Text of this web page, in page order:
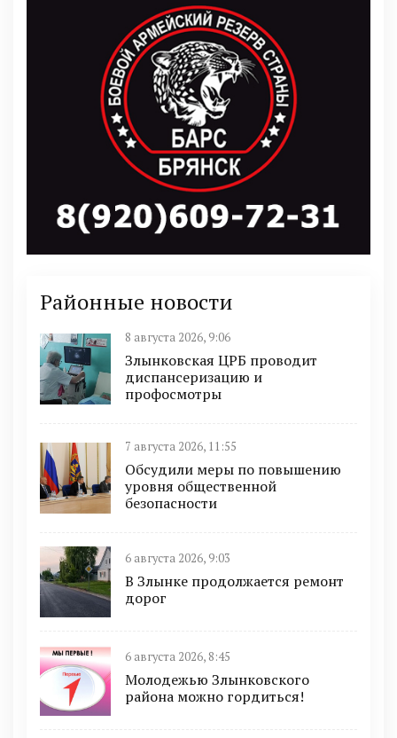
Районные новости
8 августа 2026, 9:06
Злынковская ЦРБ проводит
диспансеризацию и
профосмотры
7 августа 2026, 11:55
Обсудили меры по повышению
уровня общественной
безопасности
6 августа 2026, 9:03
В Злынке продолжается ремонт
дорог
6 августа 2026, 8:45
Молодежью Злынковского
района можно гордиться!